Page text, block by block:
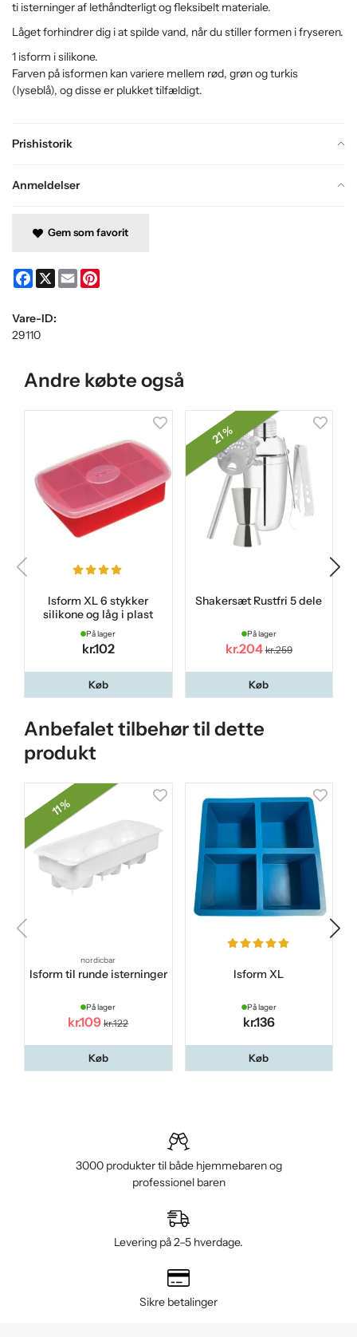
Prishistorik
Anmeldelser
ti isterninger af lethåndterligt og fleksibelt materiale.
Låget forhindrer dig i at spilde vand, når du stiller formen i fryseren.
1 isform i silikone.
Farven på isformen kan variere mellem rød, grøn og turkis
(lyseblå), og disse er plukket tilfældigt.
Gem som favorit
Facebook
X Email
Vare-ID:
29110
Andre købte også
Isform XL 6 stykker
silikone og låg i plast
På lager
kr.102
Køb
21 %
Shakersæt Rustfri 5 dele
På lager
kr.204 kr.259
Køb
Anbefalet tilbehør til dette
produkt
11 %
nordicbar
Isform til runde isterninger
På lager
kr.109 kr.122
Køb
Isform XL
På lager
kr.136
Køb
3000 produkter til både hjemmebaren og
professionel baren
Levering på 2–5 hverdage.
Sikre betalinger